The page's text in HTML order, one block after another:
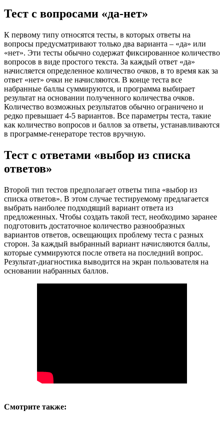
Тест с вопросами «да-нет»
К первому типу относятся тесты, в которых ответы на
вопросы предусматривают только два варианта – «да» или
«нет». Эти тесты обычно содержат фиксированное количество
вопросов в виде простого текста. За каждый ответ «да»
начисляется определенное количество очков, в то время как за
ответ «нет» очки не начисляются. В конце теста все
набранные баллы суммируются, и программа выбирает
результат на основании полученного количества очков.
Количество возможных результатов обычно ограничено и
редко превышает 4-5 вариантов. Все параметры теста, такие
как количество вопросов и баллов за ответы, устанавливаются
в программе-генераторе тестов вручную.
Тест с ответами «выбор из списка
ответов»
Второй тип тестов предполагает ответы типа «выбор из
списка ответов». В этом случае тестируемому предлагается
выбрать наиболее подходящий вариант ответа из
предложенных. Чтобы создать такой тест, необходимо заранее
подготовить достаточное количество разнообразных
вариантов ответов, освещающих проблему теста с разных
сторон. За каждый выбранный вариант начисляются баллы,
которые суммируются после ответа на последний вопрос.
Результат-диагностика выводится на экран пользователя на
основании набранных баллов.
Смотрите также: